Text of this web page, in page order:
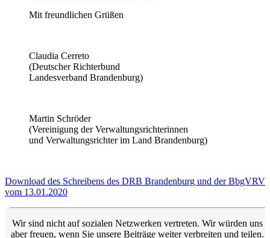
Mit freundlichen Grüßen
Claudia Cerreto
(Deutscher Richterbund
Landesverband Brandenburg)
Martin Schröder
(Vereinigung der Verwaltungsrichterinnen
und Verwaltungsrichter im Land Brandenburg)
Download des Schreibens des DRB Brandenburg und der BbgVRV
vom 13.01.2020
Wir sind nicht auf sozialen Netzwerken vertreten. Wir würden uns
aber freuen, wenn Sie unsere Beiträge weiter verbreiten und teilen.